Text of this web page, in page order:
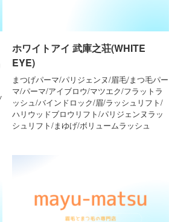
ホワイトアイ 武庫之荘(WHITE
EYE)
まつげパーマ/パリジェンヌ/眉毛/まつ毛パー
マ/パーマ/アイブロウ/マツエク/フラットラ
ッシュ/バインドロック/眉/ラッシュリフト/
ハリウッドブロウリフト/パリジェンヌラッ
シュリフト/まゆげ/ボリュームラッシュ